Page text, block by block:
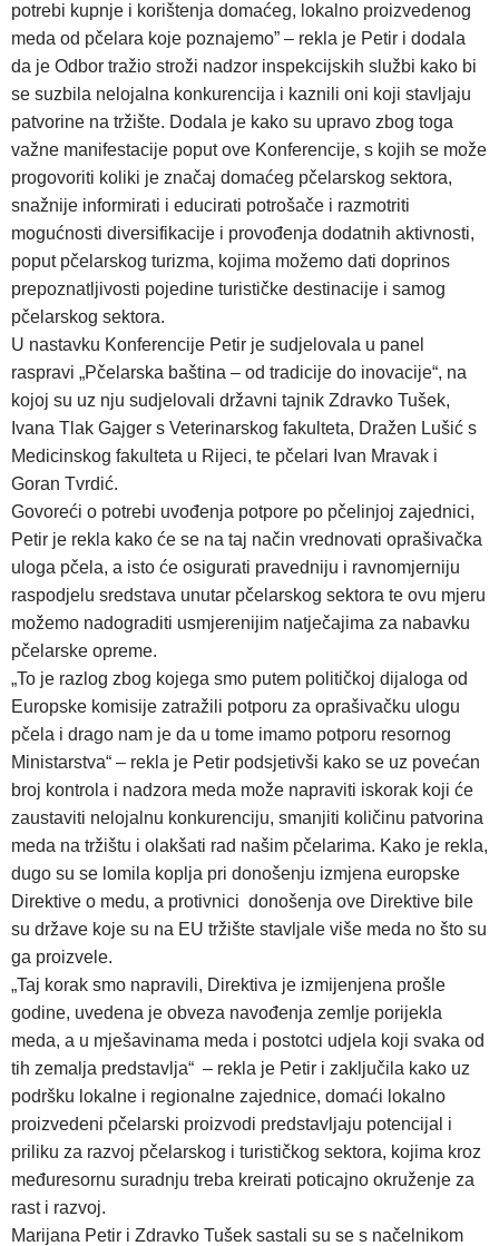
potrebi kupnje i korištenja domaćeg, lokalno proizvedenog
meda od pčelara koje poznajemo” – rekla je Petir i dodala
da je Odbor tražio stroži nadzor inspekcijskih službi kako bi
se suzbila nelojalna konkurencija i kaznili oni koji stavljaju
patvorine na tržište. Dodala je kako su upravo zbog toga
važne manifestacije poput ove Konferencije, s kojih se može
progovoriti koliki je značaj domaćeg pčelarskog sektora,
snažnije informirati i educirati potrošače i razmotriti
mogućnosti diversifikacije i provođenja dodatnih aktivnosti,
poput pčelarskog turizma, kojima možemo dati doprinos
prepoznatljivosti pojedine turističke destinacije i samog
pčelarskog sektora.
U nastavku Konferencije Petir je sudjelovala u panel
raspravi „Pčelarska baština – od tradicije do inovacije“, na
kojoj su uz nju sudjelovali državni tajnik Zdravko Tušek,
Ivana Tlak Gajger s Veterinarskog fakulteta, Dražen Lušić s
Medicinskog fakulteta u Rijeci, te pčelari Ivan Mravak i
Goran Tvrdić.
Govoreći o potrebi uvođenja potpore po pčelinjoj zajednici,
Petir je rekla kako će se na taj način vrednovati oprašivačka
uloga pčela, a isto će osigurati pravedniju i ravnomjerniju
raspodjelu sredstava unutar pčelarskog sektora te ovu mjeru
možemo nadograditi usmjerenijim natječajima za nabavku
pčelarske opreme.
„To je razlog zbog kojega smo putem političkoj dijaloga od
Europske komisije zatražili potporu za oprašivačku ulogu
pčela i drago nam je da u tome imamo potporu resornog
Ministarstva“ – rekla je Petir podsjetivši kako se uz povećan
broj kontrola i nadzora meda može napraviti iskorak koji će
zaustaviti nelojalnu konkurenciju, smanjiti količinu patvorina
meda na tržištu i olakšati rad našim pčelarima. Kako je rekla,
dugo su se lomila koplja pri donošenju izmjena europske
Direktive o medu, a protivnici donošenja ove Direktive bile
su države koje su na EU tržište stavljale više meda no što su
ga proizvele.
„Taj korak smo napravili, Direktiva je izmijenjena prošle
godine, uvedena je obveza navođenja zemlje porijekla
meda, a u mješavinama meda i postotci udjela koji svaka od
tih zemalja predstavlja“ – rekla je Petir i zaključila kako uz
podršku lokalne i regionalne zajednice, domaći lokalno
proizvedeni pčelarski proizvodi predstavljaju potencijal i
priliku za razvoj pčelarskog i turističkog sektora, kojima kroz
međuresornu suradnju treba kreirati poticajno okruženje za
rast i razvoj.
Marijana Petir i Zdravko Tušek sastali su se s načelnikom